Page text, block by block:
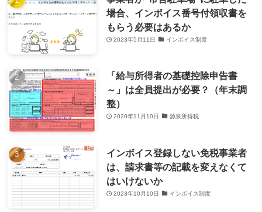
場合、インボイス番号付領収書を
もらう必要はあるか
2023年5月11日 インボイス制度
「給与所得者の基礎控除申告書
～」は全員提出が必要？（年末調
整）
2020年11月10日 源泉所得税
インボイス登録しない免税事業者
は、請求書等の記載を変えなくて
はいけないか
2023年10月10日 インボイス制度